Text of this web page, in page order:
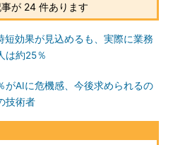
が 24 件あります
短効果が見込めるも、実際に業務
は約25％
がAIに危機感、今後求められるの
技術者